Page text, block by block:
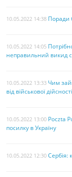
10.05.2022 14:38 Поради
10.05.2022 14:05
неправильний викид
10.05.2022 13:33 Чим
від військової
10.05.2022 13:00 Poczta
посилку в Україну
10.05.2022 12:30 Сербія: